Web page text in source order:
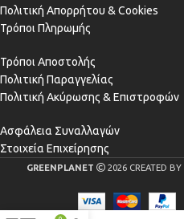
Πολιτική Απορρήτου & Cookies
Τρόποι Πληρωμής
Τρόποι Αποστολής
Πολιτική Παραγγελίας
Πολιτική Ακύρωσης & Επιστροφών
Ασφάλεια Συναλλαγών
Στοιχεία Επιχείρησης
GREENPLANET 2026 CREATED BY